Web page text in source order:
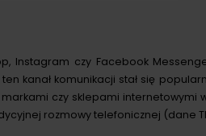
Instagram czy Facebook
kanał komunikacji stał się
czy sklepami internetowymi
rozmowy telefonicznej (dane